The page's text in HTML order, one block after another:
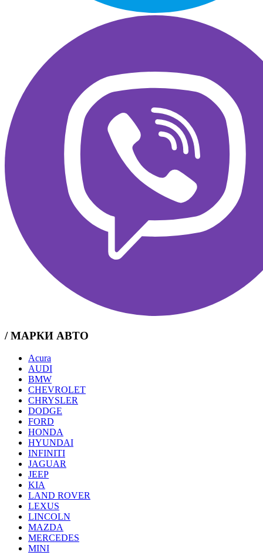
/ МАРКИ АВТО
Acura
AUDI
BMW
CHEVROLET
CHRYSLER
DODGE
FORD
HONDA
HYUNDAI
INFINITI
JAGUAR
JEEP
KIA
LAND ROVER
LEXUS
LINCOLN
MAZDA
MERCEDES
MINI